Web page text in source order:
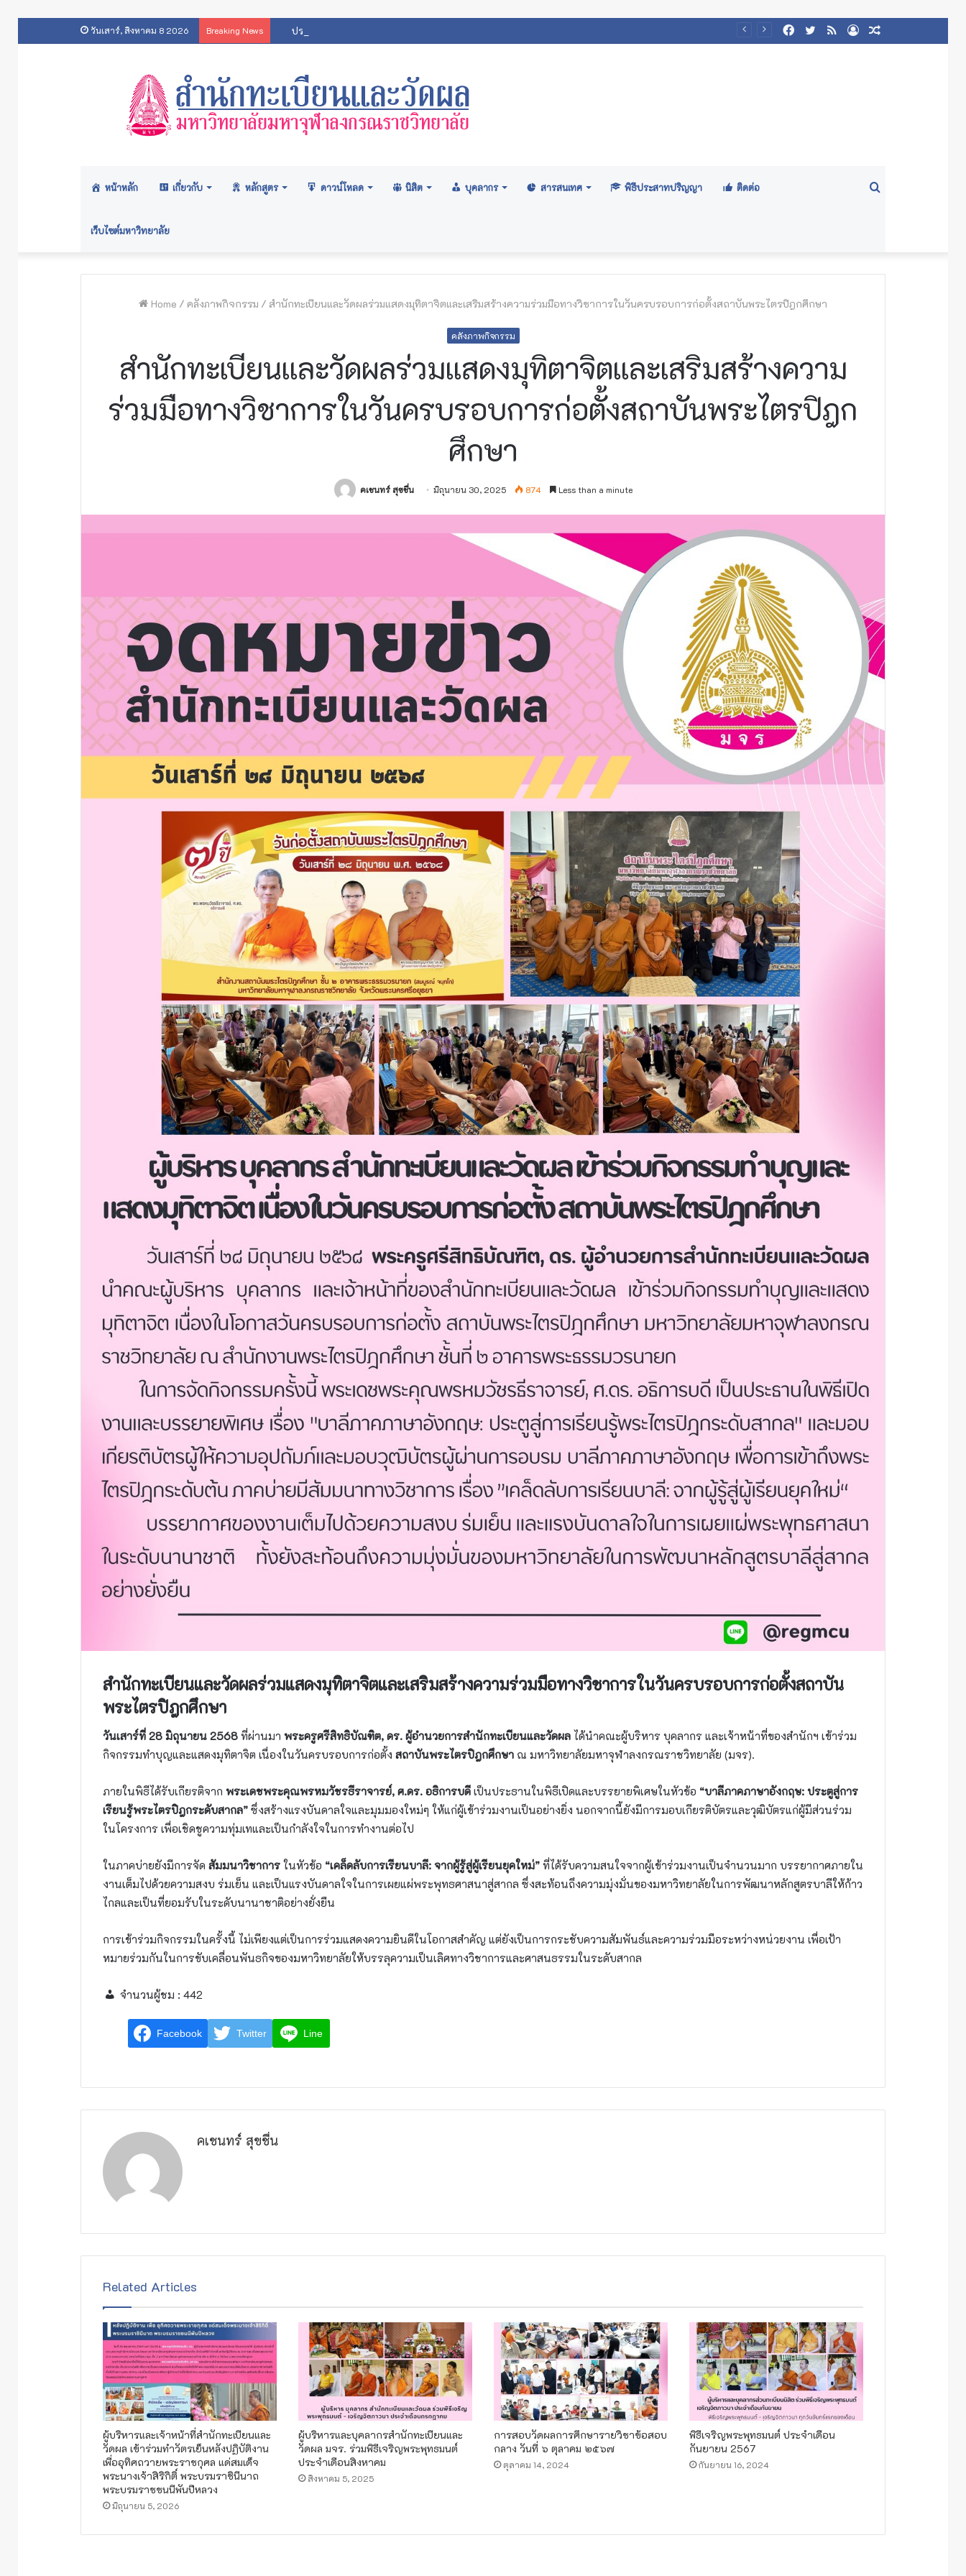
วันเสาร์, สิงหาคม 8 2026 Breaking News ประกาศสภามหาวิทยาลัย: อนุมัติปริญญา ระดับปริญญาตรี รุ่นที่ ๗๑ (ครั้งที่ ๒/๒๕๖๙)
Log
RSS
Twitter
Facebook
หน้าหลัก เกี่ยวกับ หลักสูตร ดาวน์โหลด นิสิต บุคลากร สารสนเทศ พิธีประสาทปริญญา ติดต่อ
เว็บไซต์มหาวิทยาลัย
Home / คลังภาพกิจกรรม / สำนักทะเบียนและวัดผลร่วมแสดงมุทิตาจิตและเสริมสร้างความร่วมมือทางวิชาการในวันครบรอบการก่อตั้งสถาบันพระไตรปิฎกศึกษา
คลังภาพกิจกรรม
สำนักทะเบียนและวัดผลร่วมแสดงมุทิตาจิตและเสริมสร้างความ
ร่วมมือทางวิชาการในวันครบรอบการก่อตั้งสถาบันพระไตรปิฎก
ศึกษา
คเชนทร์ สุขชื่น มิถุนายน 30, 2025 874 Less than a minute
สำนักทะเบียนและวัดผลร่วมแสดงมุทิตาจิตและเสริมสร้างความร่วมมือทางวิชาการในวันครบรอบการก่อตั้งสถาบัน
พระไตรปิฎกศึกษา
วันเสาร์ที่ 28 มิถุนายน 2568 ที่ผ่านมา พระครูศรีสิทธิบัณฑิต, ดร. ผู้อำนวยการสำนักทะเบียนและวัดผล ได้นำคณะผู้บริหาร บุคลากร และเจ้าหน้าที่ของสำนักฯ เข้าร่วม
กิจกรรมทำบุญและแสดงมุทิตาจิต เนื่องในวันครบรอบการก่อตั้ง สถาบันพระไตรปิฎกศึกษา ณ มหาวิทยาลัยมหาจุฬาลงกรณราชวิทยาลัย (มจร).
ภายในพิธีได้รับเกียรติจาก พระเดชพระคุณพรหมวัชรธีราจารย์, ศ.ดร. อธิการบดี เป็นประธานในพิธีเปิดและบรรยายพิเศษในหัวข้อ “บาลีภาคภาษาอังกฤษ: ประตูสู่การ
เรียนรู้พระไตรปิฎกระดับสากล” ซึ่งสร้างแรงบันดาลใจและมุมมองใหม่ๆ ให้แก่ผู้เข้าร่วมงานเป็นอย่างยิ่ง นอกจากนี้ยังมีการมอบเกียรติบัตรและวุฒิบัตรแก่ผู้มีส่วนร่วม
ในโครงการ เพื่อเชิดชูความทุ่มเทและเป็นกำลังใจในการทำงานต่อไป
ในภาคบ่ายยังมีการจัด สัมมนาวิชาการ ในหัวข้อ “เคล็ดลับการเรียนบาลี: จากผู้รู้สู่ผู้เรียนยุคใหม่” ที่ได้รับความสนใจจากผู้เข้าร่วมงานเป็นจำนวนมาก บรรยากาศภายใน
งานเต็มไปด้วยความสงบ ร่มเย็น และเป็นแรงบันดาลใจในการเผยแผ่พระพุทธศาสนาสู่สากล ซึ่งสะท้อนถึงความมุ่งมั่นของมหาวิทยาลัยในการพัฒนาหลักสูตรบาลีให้ก้าว
ไกลและเป็นที่ยอมรับในระดับนานาชาติอย่างยั่งยืน
การเข้าร่วมกิจกรรมในครั้งนี้ ไม่เพียงแต่เป็นการร่วมแสดงความยินดีในโอกาสสำคัญ แต่ยังเป็นการกระชับความสัมพันธ์และความร่วมมือระหว่างหน่วยงาน เพื่อเป้า
หมายร่วมกันในการขับเคลื่อนพันธกิจของมหาวิทยาลัยให้บรรลุความเป็นเลิศทางวิชาการและศาสนธรรมในระดับสากล
จำนวนผู้ชม : 442
Facebook Twitter Line
คเชนทร์ สุขชื่น
Related Articles
ผู้บริหารและเจ้าหน้าที่สำนักทะเบียนและ
วัดผล เข้าร่วมทำวัตรเย็นหลังปฏิบัติงาน
เพื่ออุทิศถวายพระราชกุศล แด่สมเด็จ
พระนางเจ้าสิริกิติ์ พระบรมราชินีนาถ
พระบรมราชชนนีพันปีหลวง
มิถุนายน 5, 2026
ผู้บริหารและบุคลากรสำนักทะเบียนและ
วัดผล มจร. ร่วมพิธีเจริญพระพุทธมนต์
ประจำเดือนสิงหาคม
สิงหาคม 5, 2025
การสอบวัดผลการศึกษารายวิชาข้อสอบ
กลาง วันที่ ๖ ตุลาคม ๒๕๖๗
ตุลาคม 14, 2024
พิธีเจริญพระพุทธมนต์ ประจำเดือน
กันยายน 2567
กันยายน 16, 2024